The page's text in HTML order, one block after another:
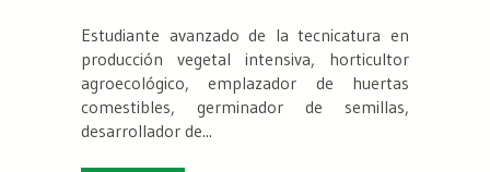
Estudiante avanzado de la tecnicatura en
producción vegetal intensiva, horticultor
agroecológico, emplazador de huertas
comestibles, germinador de semillas,
desarrollador de...